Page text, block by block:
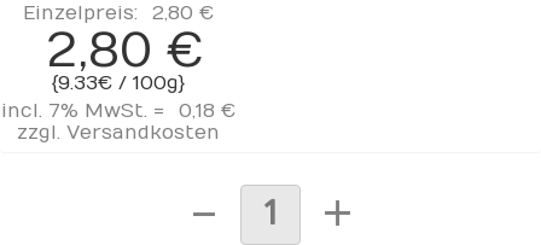
Einzelpreis: 2,80 €
2,80 €
{9.33€ / 100g}
incl. 7% MwSt. =
0,18 €
zzgl. Versandkosten